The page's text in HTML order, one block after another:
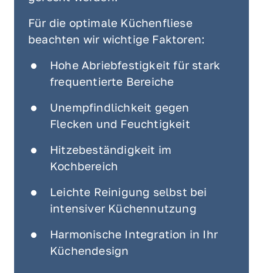
Für die optimale Küchenfliese
beachten wir wichtige Faktoren:
Hohe Abriebfestigkeit für stark
frequentierte Bereiche
Unempfindlichkeit gegen
Flecken und Feuchtigkeit
Hitzebeständigkeit im
Kochbereich
Leichte Reinigung selbst bei
intensiver Küchennutzung
Harmonische Integration in Ihr
Küchendesign